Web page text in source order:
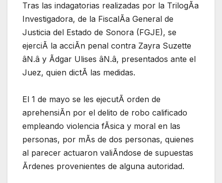
Tras las indagatorias realizadas por la TrilogÃa
Investigadora, de la FiscalÃa General de
Justicia del Estado de Sonora (FGJE), se
ejerciÃ la acciÃn penal contra Zayra Suzette
âN.â y Ãdgar Ulises âN.â, presentados ante el
Juez, quien dictÃ las medidas.
El 1 de mayo se les ejecutÃ orden de
aprehensiÃn por el delito de robo calificado
empleando violencia fÃsica y moral en las
personas, por mÃs de dos personas, quienes
al parecer actuaron valiÃndose de supuestas
Ãrdenes provenientes de alguna autoridad.